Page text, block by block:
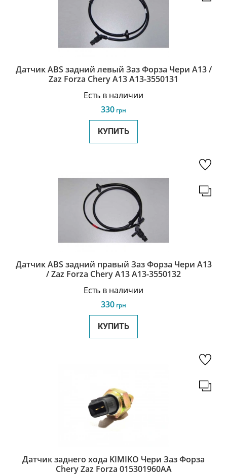
Датчик ABS задний левый Заз Форза Чери А13 /
Zaz Forza Chery A13 A13-3550131
Есть в наличии
330 грн
КУПИТЬ
Датчик ABS задний правый Заз Форза Чери А13
/ Zaz Forza Chery A13 A13-3550132
Есть в наличии
330 грн
КУПИТЬ
Датчик заднего хода KIMIKO Чери Заз Форза
Chery Zaz Forza 015301960AA